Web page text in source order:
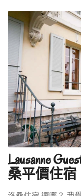
Lausanne
桑平價住宿